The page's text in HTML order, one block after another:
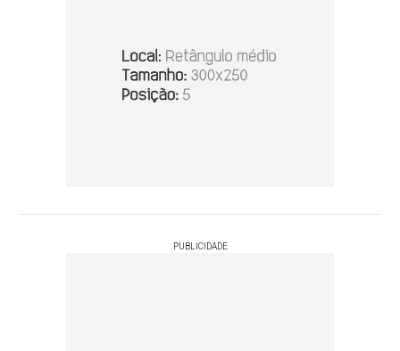
PUBLICIDADE